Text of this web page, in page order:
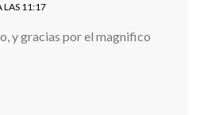
LAS 11:17
y gracias por el magnifico